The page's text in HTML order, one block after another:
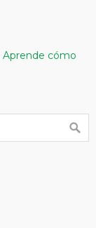
Aprende cómo